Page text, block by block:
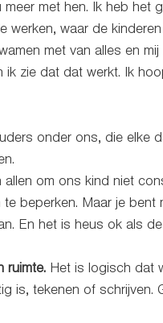
met hen. Ik heb het
werken, waar de
met van alles en
ik zie dat dat werkt. Ik
onder ons, die elke
allen om ons kind niet
beperken. Maar je bent
En het is heus ok als
ruimte. Het is logisch dat
is, tekenen of schrijven.